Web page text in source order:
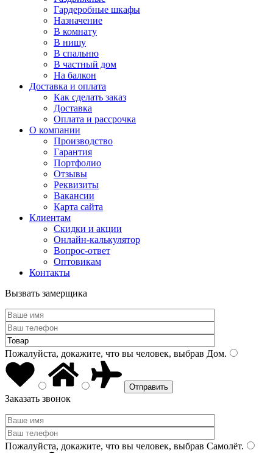
Гардеробные шкафы
Назначение
В комнату
В нишу
В спальню
В частный дом
На балкон
Доставка и оплата
Как сделать заказ
Доставка
Оплата и рассрочка
О компании
Производство
Гарантия
Портфолио
Отзывы
Реквизиты
Вакансии
Карта сайта
Клиентам
Скидки и акции
Онлайн-калькулятор
Вопрос-ответ
Оптовикам
Контакты
Вызвать замерщика
Пожалуйста, докажите, что вы человек, выбрав Дом.
Заказать звонок
Пожалуйста, докажите, что вы человек, выбрав Самолёт.